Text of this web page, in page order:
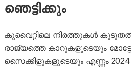
ഞെട്ടിക്കും
കുവൈറ്റിലെ നിരത്തുകൾ കൂടുതൽ
രാജ്യത്തെ കാറുകളുടെയും
സൈക്കിളുകളുടെയും എണ്ണം